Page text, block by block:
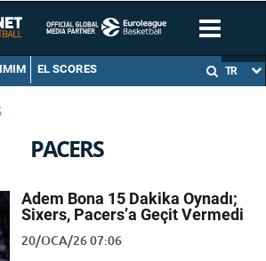
EL SCORES TR
PACERS
Adem Bona 15 Dakika Oynadı;
Sixers, Pacers’a Geçit Vermedi
20/OCA/26 07:06